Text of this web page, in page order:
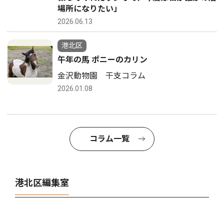
場所になりたい」
2026.06.13
港北区
午年の馬 ポニーのカリン
金沢動物園 干支コラム
2026.01.08
コラム一覧
港北区編集室